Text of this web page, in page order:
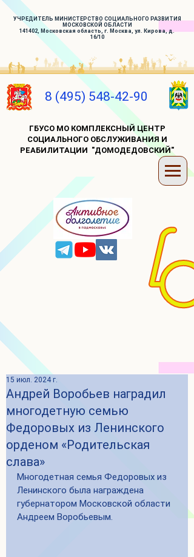
УЧРЕДИТЕЛЬ МИНИСТЕРСТВО СОЦИАЛЬНОГО РАЗВИТИЯ
МОСКОВСКОЙ ОБЛАСТИ
141402, Московская область, г. Москва, ул. Кирова, д.
16/10
8 (495) 548-42-90
ГБУСО МО КОМПЛЕКСНЫЙ ЦЕНТР
СОЦИАЛЬНОГО ОБСЛУЖИВАНИЯ И
РЕАБИЛИТАЦИИ "ДОМОДЕДОВСКИЙ"
Андрей Воробьев наградил
многодетную семью
Федоровых из Ленинского
орденом «Родительская
слава»
15 июл. 2024 г.
Многодетная семья Федоровых из
Ленинского была награждена
губернатором Московской области
Андреем Воробьевым.